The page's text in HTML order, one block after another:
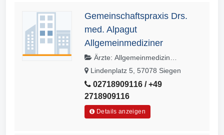
Gemeinschaftspraxis Drs.
med. Alpagut
Allgemeinmediziner
Ärzte: Allgemeinmedizin
(Fachärzte)
Lindenplatz 5, 57078 Siegen
02718909116 / +49
2718909116
Details anzeigen